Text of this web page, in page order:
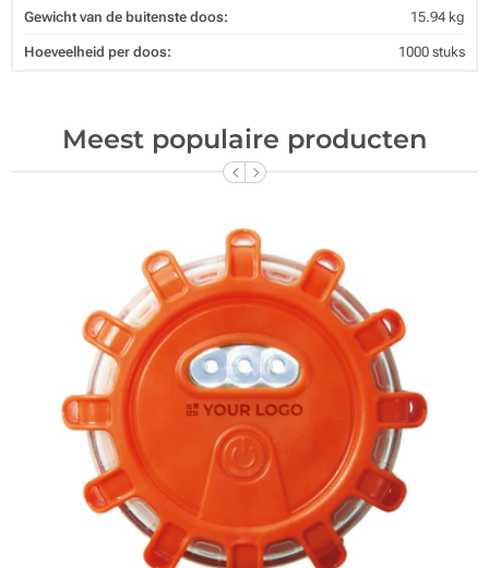
Gewicht van de buitenste doos: 15.94 kg
Hoeveelheid per doos: 1000 stuks
Meest populaire producten